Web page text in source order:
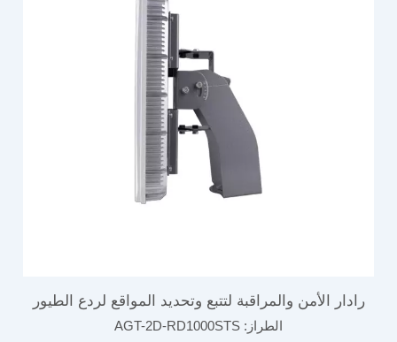
رادار الأمن والمراقبة لتتبع وتحديد المواقع لردع الطيور
في المطار
الطراز: AGT-2D-RD1000STS